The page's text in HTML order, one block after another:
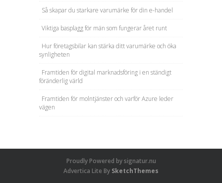
Så skapar du starkare varumärke för din e-handel
Viktiga basplagg för män som fungerar året runt
Hur företagsbilar kan stärka ditt varumärke och öka
synligheten
Framtiden för digital marknadsföring i en ständigt
föränderlig värld
Framtiden för molntjänster och varför Azure leder
vägen
Proudly Powered by signatur.nu
Advertica Lite By SketchThemes